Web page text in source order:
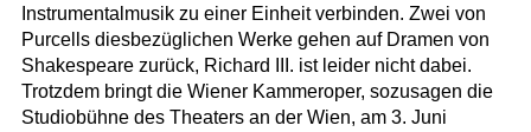
Instrumentalmusik zu einer Einheit verbinden. Zwei von
Purcells diesbezüglichen Werke gehen auf Dramen von
Shakespeare zurück, Richard III. ist leider nicht dabei.
Trotzdem bringt die Wiener Kammeroper, sozusagen die
Studiobühne des Theaters an der Wien, am 3. Juni